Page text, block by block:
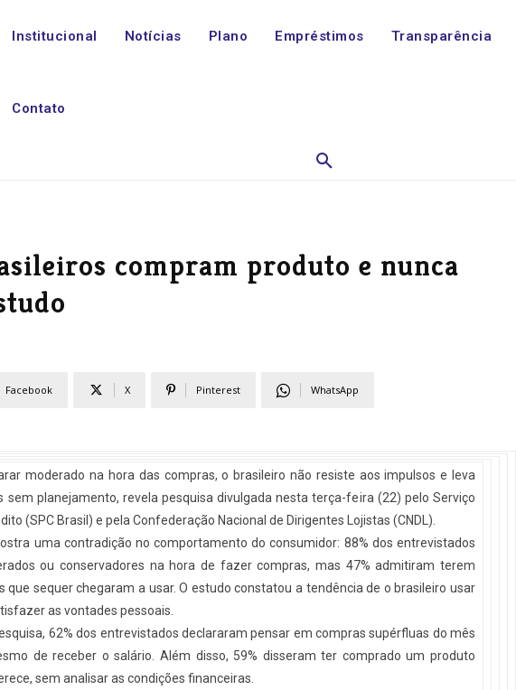
Institucional Notícias Plano Empréstimos Transparência
Contato
compram produto e nunca
Facebook X Pinterest WhatsApp
moderado na hora das compras, o brasileiro não resiste aos impulsos e leva
sem planejamento, revela pesquisa divulgada nesta terça-feira (22) pelo Serviço
(SPC Brasil) e pela Confederação Nacional de Dirigentes Lojistas (CNDL).
uma contradição no comportamento do consumidor: 88% dos entrevistados
ou conservadores na hora de fazer compras, mas 47% admitiram terem
que sequer chegaram a usar. O estudo constatou a tendência de o brasileiro usar
as vontades pessoais.
62% dos entrevistados declararam pensar em compras supérfluas do mês
de receber o salário. Além disso, 59% disseram ter comprado um produto
sem analisar as condições financeiras.